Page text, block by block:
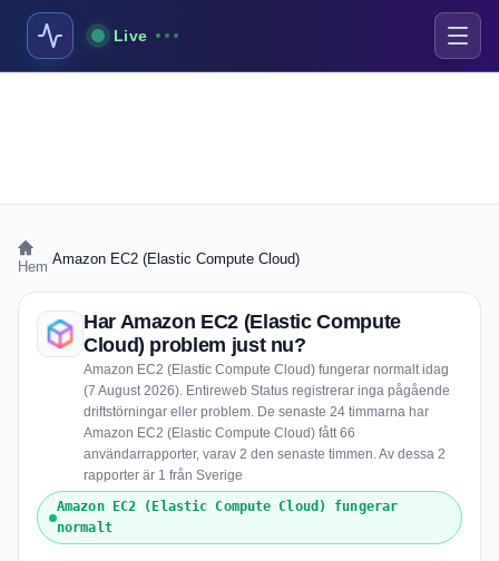
Live
Hem Amazon EC2 (Elastic Compute Cloud)
Har Amazon EC2 (Elastic Compute
Cloud) problem just nu?
Amazon EC2 (Elastic Compute Cloud) fungerar normalt idag
(7 August 2026). Entireweb Status registrerar inga pågående
driftstörningar eller problem. De senaste 24 timmarna har
Amazon EC2 (Elastic Compute Cloud) fått 66
användarrapporter, varav 2 den senaste timmen. Av dessa 2
rapporter är 1 från Sverige
Amazon EC2 (Elastic Compute Cloud) fungerar
normalt